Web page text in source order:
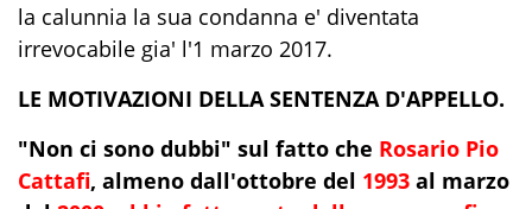
la calunnia la sua condanna e' diventata
irrevocabile gia' l'1 marzo 2017.
LE MOTIVAZIONI DELLA SENTENZA D'APPELLO.
"Non ci sono dubbi" sul fatto che Rosario Pio
Cattafi, almeno dall'ottobre del 1993 al marzo